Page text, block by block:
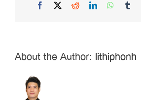
Facebook
X RedditLinkedIn
About the Author: lithiphonh